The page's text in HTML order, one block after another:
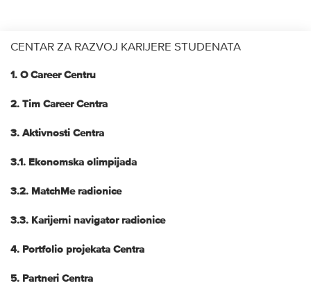
CENTAR ZA RAZVOJ KARIJERE STUDENATA
1. O Career Centru
2. Tim Career Centra
3. Aktivnosti Centra
3.1. Ekonomska olimpijada
3.2. MatchMe radionice
3.3. Karijerni navigator radionice
4. Portfolio projekata Centra
5. Partneri Centra